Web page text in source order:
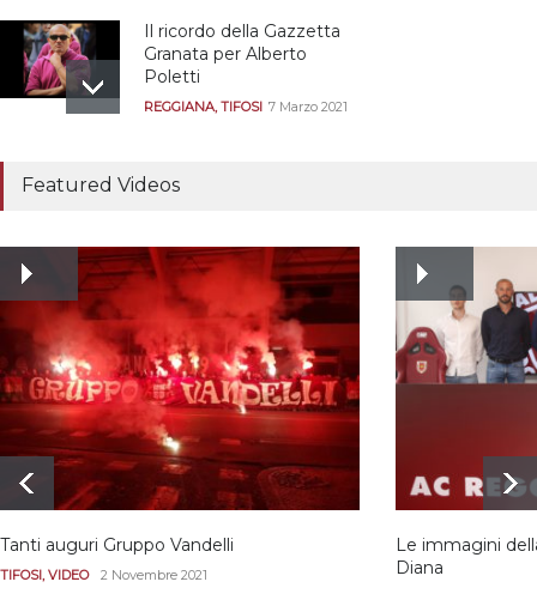
Il ricordo della Gazzetta
Granata per Alberto
Poletti
REGGIANA,TIFOSI 7 Marzo 2021
assistere agli allenamenti
Ecco le prove
dell’incongruenza delle
due sentenze
REGGIANA 15 Aprile 2021
Featured Videos
Tanti auguri Gruppo Vandelli
TIFOSI,VIDEO 2 Novembre 2021
Le immagini
Diana